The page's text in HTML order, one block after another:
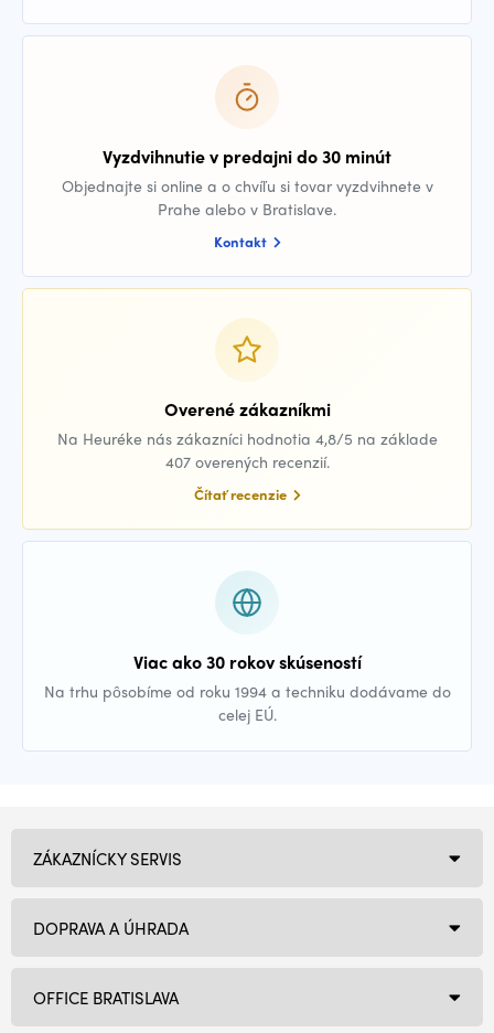
Vyzdvihnutie v predajni do 30 minút
Objednajte si online a o chvíľu si tovar vyzdvihnete v
Prahe alebo v Bratislave.
Kontakt
Overené zákazníkmi
Na Heuréke nás zákazníci hodnotia 4,8/5 na základe
407 overených recenzií.
Čítať recenzie
Viac ako 30 rokov skúseností
Na trhu pôsobíme od roku 1994 a techniku dodávame do
celej EÚ.
OFFICE BRATISLAVA
ZÁKAZNÍCKY SERVIS
DOPRAVA A ÚHRADA